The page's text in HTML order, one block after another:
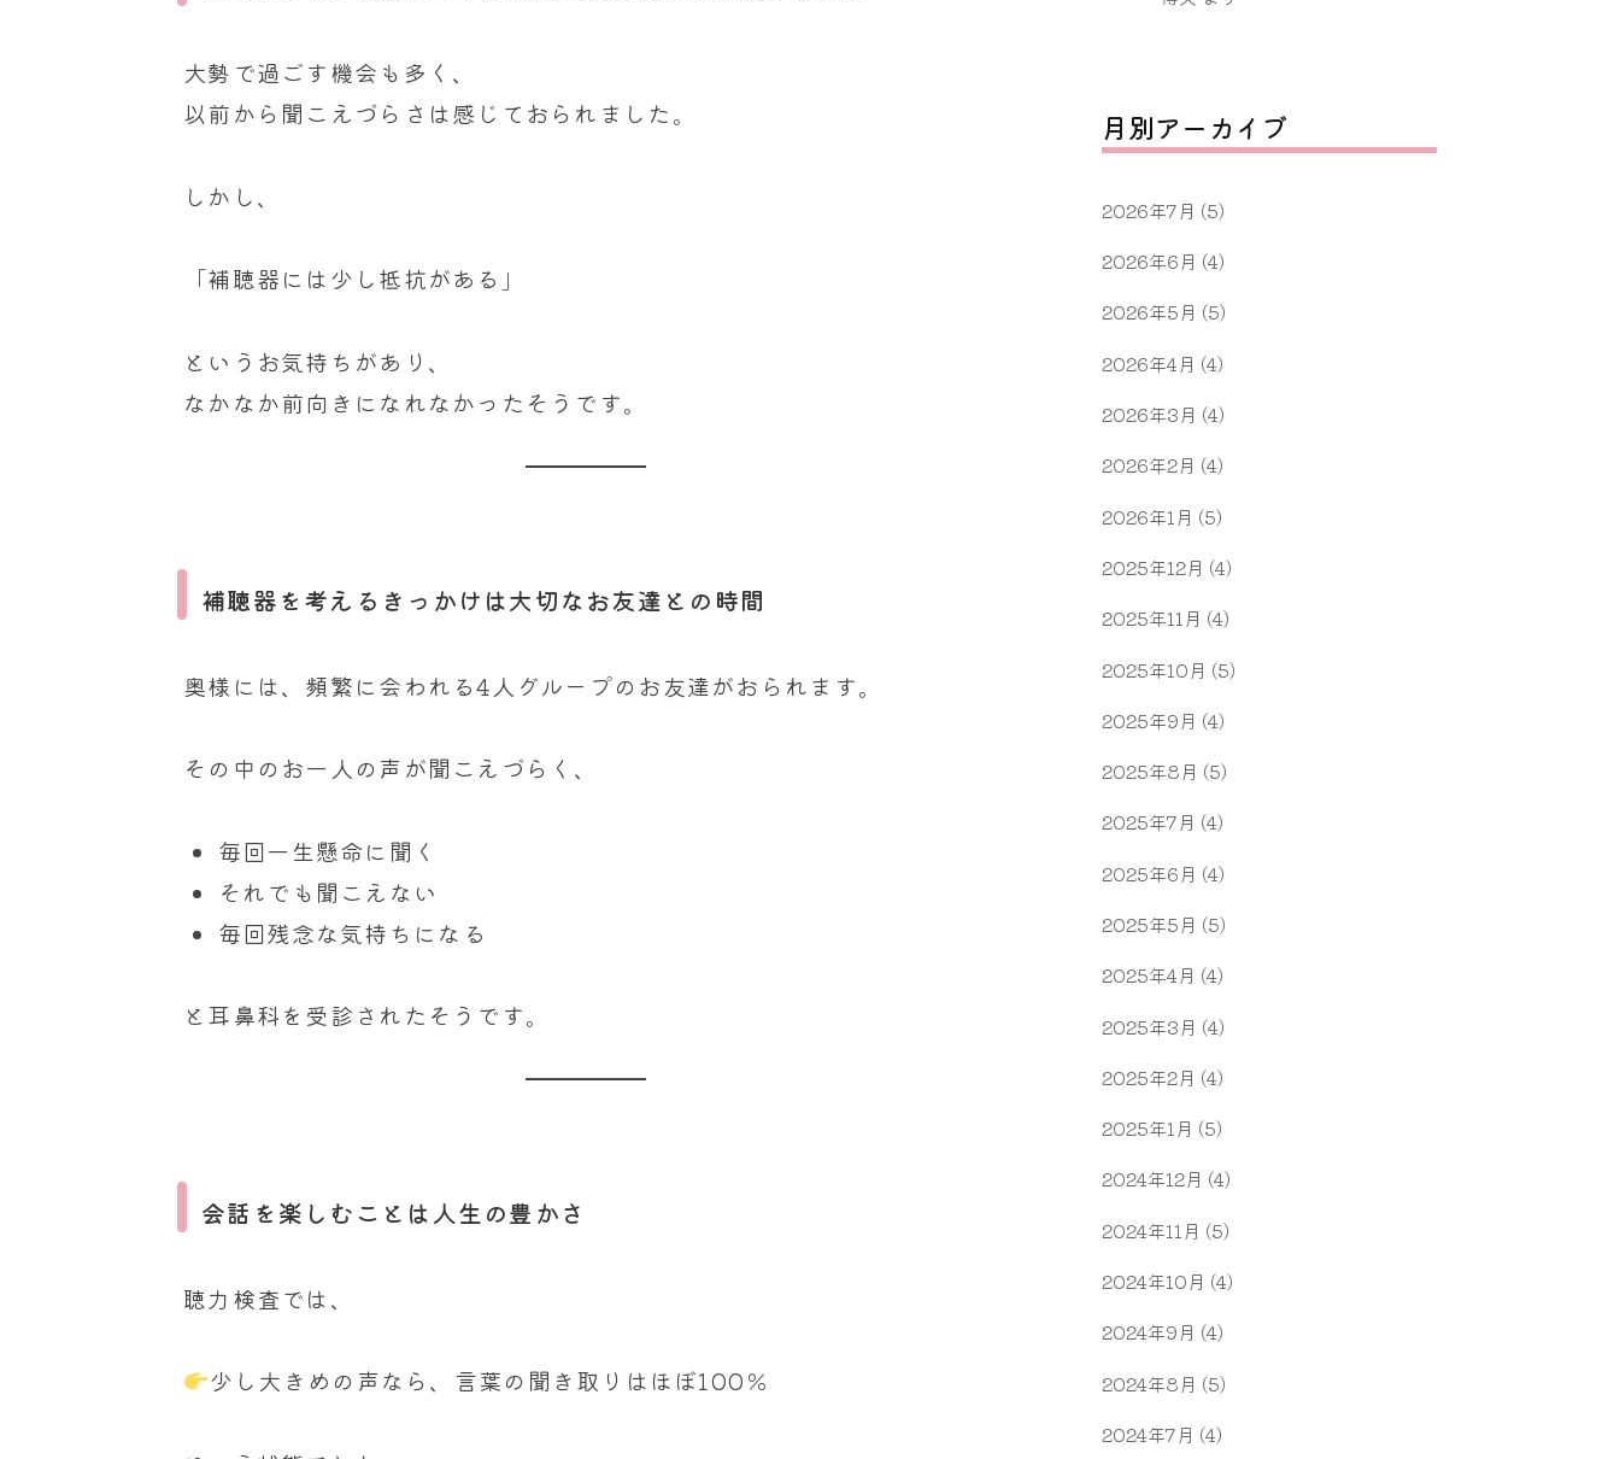
大勢で過ごす機会も多く、
以前から聞こえづらさは感じておられました。
しかし、
「補聴器には少し抵抗がある」
というお気持ちがあり、
なかなか前向きになれなかったそうです。
補聴器を考えるきっかけは大切なお友達との時間
奥様には、頻繁に会われる4人グループのお友達がおられます。
その中のお一人の声が聞こえづらく、
毎回一生懸命に聞く
それでも聞こえない
毎回残念な気持ちになる
と耳鼻科を受診されたそうです。
会話を楽しむことは人生の豊かさ
聴力検査では、
少し大きめの声なら、言葉の聞き取りはほぼ100％
月別アーカイブ
2026年7月 (5)
2026年6月 (4)
2026年5月 (5)
2026年4月 (4)
2026年3月 (4)
2026年2月 (4)
2026年1月 (5)
2025年12月 (4)
2025年11月 (4)
2025年10月 (5)
2025年9月 (4)
2025年8月 (5)
2025年7月 (4)
2025年6月 (4)
2025年5月 (5)
2025年4月 (4)
2025年3月 (4)
2025年2月 (4)
2025年1月 (5)
2024年12月 (4)
2024年11月 (5)
2024年10月 (4)
2024年9月 (4)
2024年8月 (5)
2024年7月 (4)